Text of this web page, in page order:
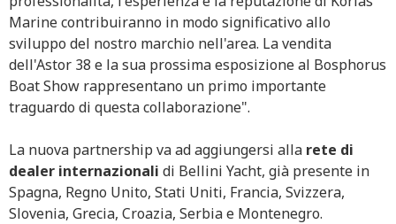
Marine contribuiranno in modo significativo allo
sviluppo del nostro marchio nell'area. La vendita
dell'Astor 38 e la sua prossima esposizione al Bosphorus
Boat Show rappresentano un primo importante
traguardo di questa collaborazione".
La nuova partnership va ad aggiungersi alla rete di
dealer internazionali di Bellini Yacht, già presente in
Spagna, Regno Unito, Stati Uniti, Francia, Svizzera,
Slovenia, Grecia, Croazia, Serbia e Montenegro.